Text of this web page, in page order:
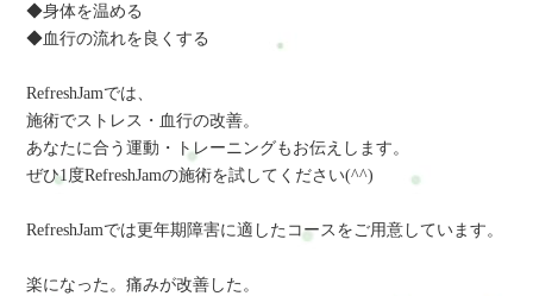
◆身体を温める
◆血行の流れを良くする
RefreshJamでは、
施術でストレス・血行の改善。
あなたに合う運動・トレーニングもお伝えします。
ぜひ1度RefreshJamの施術を試してください(^^)
RefreshJamでは更年期障害に適したコースをご用意しています。
楽になった。痛みが改善した。